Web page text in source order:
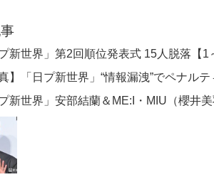
プ新世界」第2回順位発表式 15人脱落【1
真】「日プ新世界」“情報漏洩”でペナル
プ新世界」安部結蘭＆ME:I・MIU（櫻井